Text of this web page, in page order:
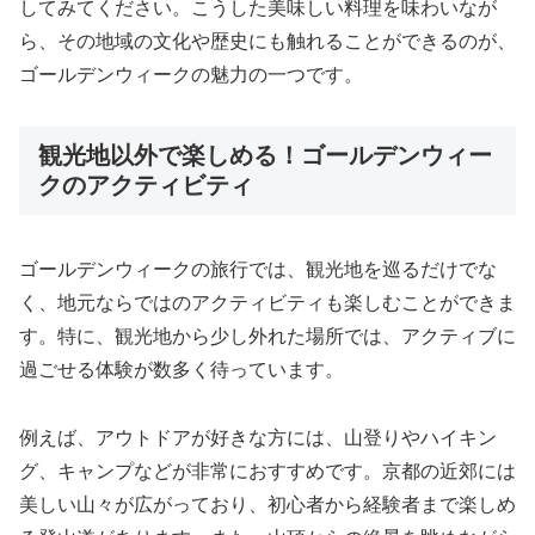
してみてください。こうした美味しい料理を味わいなが
ら、その地域の文化や歴史にも触れることができるのが、
ゴールデンウィークの魅力の一つです。
観光地以外で楽しめる！ゴールデンウィー
クのアクティビティ
ゴールデンウィークの旅行では、観光地を巡るだけでな
く、地元ならではのアクティビティも楽しむことができま
す。特に、観光地から少し外れた場所では、アクティブに
過ごせる体験が数多く待っています。
例えば、アウトドアが好きな方には、山登りやハイキン
グ、キャンプなどが非常におすすめです。京都の近郊には
美しい山々が広がっており、初心者から経験者まで楽しめ